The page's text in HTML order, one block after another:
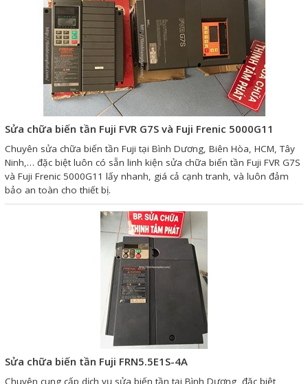
Sửa chữa biến tần Fuji FVR G7S và Fuji Frenic 5000G11
Chuyên sửa chữa biến tần Fuji tại Bình Dương, Biên Hòa, HCM, Tây
Ninh,… đặc biệt luôn có sẵn linh kiện sửa chữa biến tần Fuji FVR G7S
và Fuji Frenic 5000G11 lấy nhanh, giá cả cạnh tranh, và luôn đảm
bảo an toàn cho thiết bị.
Sửa chữa biến tần Fuji FRN5.5E1S-4A
Chuyên cung cấp dịch vụ sửa biến tần tại Bình Dương, đặc biệt
Giới thiệu
Dịch vụ
Thiết kế phần mềm giám sát
và quản lý
Thiết kế tủ điện công nghiệp
Sửa chữa biến tần
Sửa chữa màn hình HMI
Sửa Bộ điều khiển Servo, Bộ
điều khiển motor bước
Sửa chữa bộ nguồn
Sửa motor - Quấn motor
Lập trình PLC